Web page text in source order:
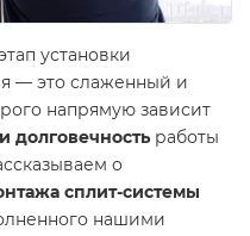
установки
— это слаженный и
напрямую зависит
долговечность работы
о
сплит-системы
нашими